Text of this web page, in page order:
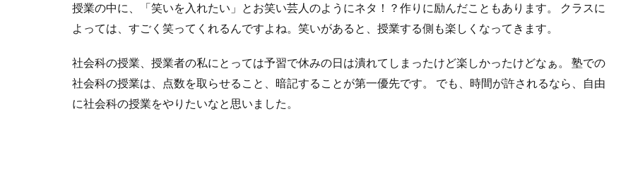
授業の中に、「笑いを入れたい」とお笑い芸人のようにネタ！？作りに励んだこともあります。 クラスに
よっては、すごく笑ってくれるんですよね。笑いがあると、授業する側も楽しくなってきます。
社会科の授業、授業者の私にとっては予習で休みの日は潰れてしまったけど楽しかったけどなぁ。 塾での
社会科の授業は、点数を取らせること、暗記することが第一優先です。 でも、時間が許されるなら、自由
に社会科の授業をやりたいなと思いました。